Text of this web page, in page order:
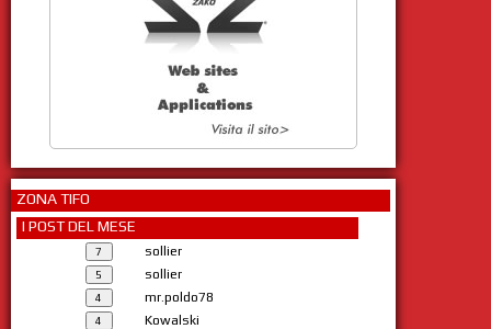
ZONA TIFO
I POST DEL MESE
sollier
sollier
mr.poldo78
Kowalski